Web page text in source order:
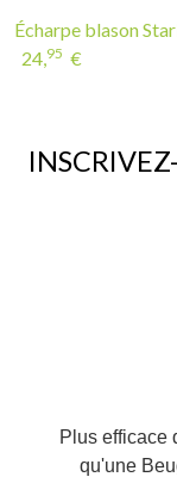
Écharpe blason
24,95 €
Plus efficace
qu'une